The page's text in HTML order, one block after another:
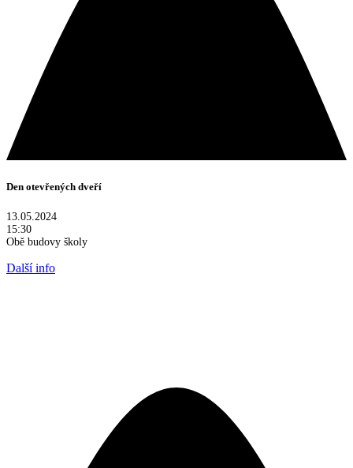
Den otevřených dveří
13.05.2024
15:30
Obě budovy školy
Další info